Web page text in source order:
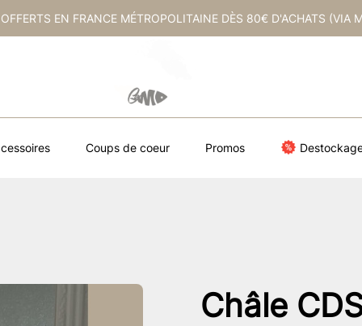
EN FRANCE MÉTROPOLITAINE DÈS 80€ D'ACHATS (VIA
Coups de coeur Promos
Châle